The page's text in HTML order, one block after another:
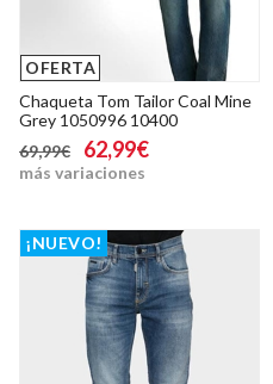
OFERTA
Chaqueta Tom Tailor Coal Mine
Grey 1050996 10400
69,99€
62,99€
más variaciones
¡NUEVO!